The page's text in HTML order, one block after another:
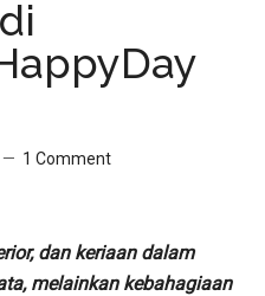
1 Comment
dan keriaan dalam
melainkan kebahagiaan